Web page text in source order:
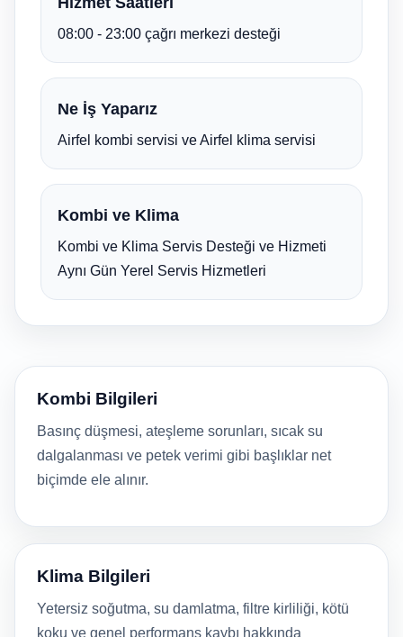
08:00 - 23:00 çağrı merkezi desteği
Ne İş Yaparız
Airfel kombi servisi ve Airfel klima servisi
Kombi ve Klima
Kombi ve Klima Servis Desteği ve Hizmeti
Aynı Gün Yerel Servis Hizmetleri
Kombi Bilgileri
Basınç düşmesi, ateşleme sorunları, sıcak su
dalgalanması ve petek verimi gibi başlıklar net
biçimde ele alınır.
Klima Bilgileri
Yetersiz soğutma, su damlatma, filtre kirliliği, kötü
koku ve genel performans kaybı hakkında